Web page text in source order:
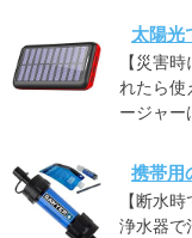
太陽光
【災害
れたら使
ージャー
携帯用
【断水
浄水器で